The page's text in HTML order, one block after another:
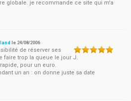
globale. je recommande ce site qui m'a
le 24/08/2006
de réserver ses
faire trop la queue le jour J.
pour un euro.
un an : on donne juste sa date